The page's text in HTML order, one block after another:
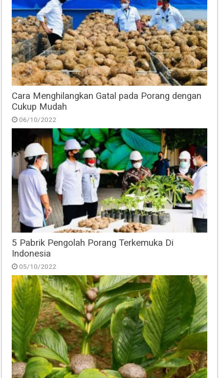
Cara Menghilangkan Gatal pada Porang dengan
Cukup Mudah
06/10/2022
5 Pabrik Pengolah Porang Terkemuka Di
Indonesia
05/10/2022